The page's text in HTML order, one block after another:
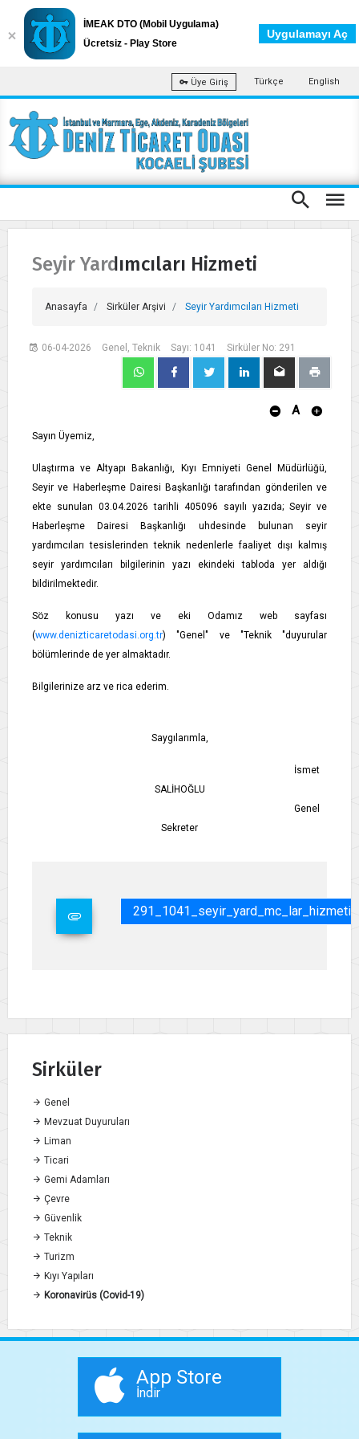
Üye Giriş Türkçe English
Seyir Yardımcıları Hizmeti
Anasayfa Sirküler Arşivi Seyir Yardımcıları Hizmeti
06-04-2026 Genel, Teknik Sayı: 1041 Sirküler No: 291
A
Sayın Üyemiz,
Ulaştırma ve Altyapı Bakanlığı, Kıyı Emniyeti Genel Müdürlüğü,
Seyir ve Haberleşme Dairesi Başkanlığı tarafından gönderilen ve
ekte sunulan 03.04.2026 tarihli 405096 sayılı yazıda; Seyir ve
Haberleşme Dairesi Başkanlığı uhdesinde bulunan seyir
yardımcıları tesislerinden teknik nedenlerle faaliyet dışı kalmış
seyir yardımcıları bilgilerinin yazı ekindeki tabloda yer aldığı
bildirilmektedir.
Söz konusu yazı ve eki Odamız web sayfası
(www.denizticaretodasi.org.tr) "Genel" ve "Teknik "duyurular
bölümlerinde de yer almaktadır.
Bilgilerinize arz ve rica ederim.
Saygılarımla,
İsmet
SALİHOĞLU
Genel
Sekreter
Sirküler
Genel
Mevzuat Duyuruları
Liman
Ticari
Gemi Adamları
Çevre
Güvenlik
Teknik
Turizm
Kıyı Yapıları
Koronavirüs (Covid-19)
App Store
İndir
İMEAK DTO (Mobil Uygulama)
Ücretsiz - Play Store
Uygulamayı Aç